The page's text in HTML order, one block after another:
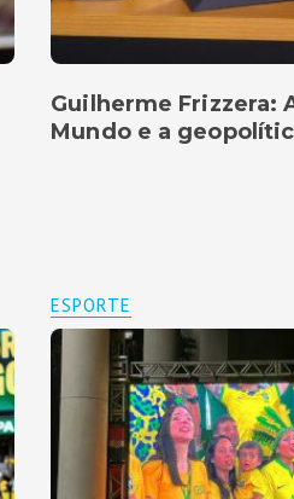
Guilherme Frizzera:
Mundo e a
ESPORTE